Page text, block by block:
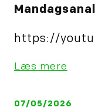
https://
Læs mere
07/05/2026